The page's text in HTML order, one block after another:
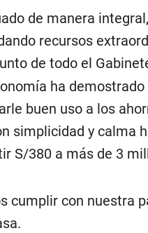
de manera
recursos
de todo el
ha
buen uso a los
simplicidad y calma
S/380 a más de 3
cumplir con nuestra